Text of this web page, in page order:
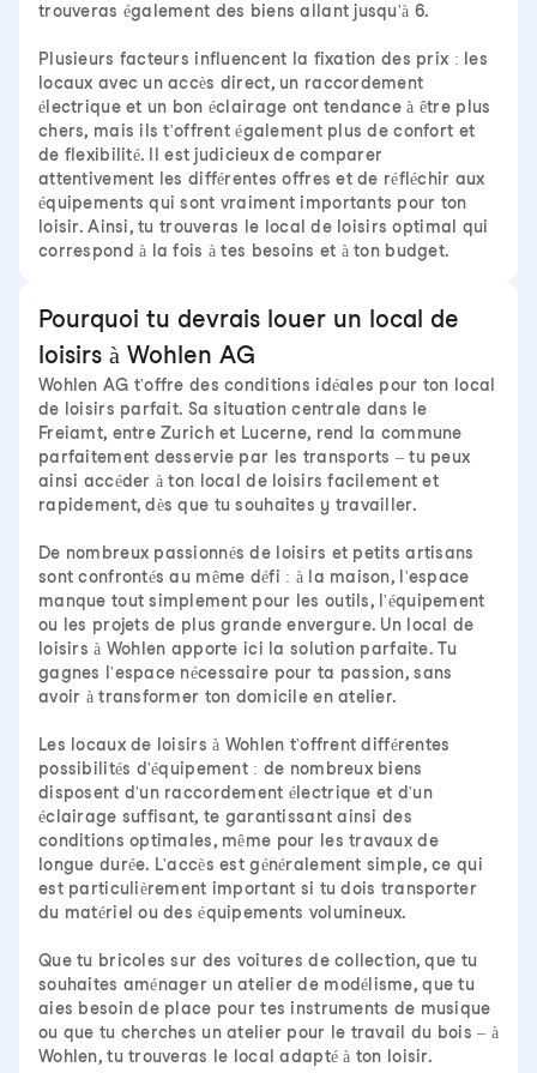
trouveras également des biens allant jusqu'à 6.
Plusieurs facteurs influencent la fixation des prix : les
locaux avec un accès direct, un raccordement
électrique et un bon éclairage ont tendance à être plus
chers, mais ils t'offrent également plus de confort et
de flexibilité. Il est judicieux de comparer
attentivement les différentes offres et de réfléchir aux
équipements qui sont vraiment importants pour ton
loisir. Ainsi, tu trouveras le local de loisirs optimal qui
correspond à la fois à tes besoins et à ton budget.
Pourquoi tu devrais louer un local de
loisirs à Wohlen AG
Wohlen AG t'offre des conditions idéales pour ton local
de loisirs parfait. Sa situation centrale dans le
Freiamt, entre Zurich et Lucerne, rend la commune
parfaitement desservie par les transports – tu peux
ainsi accéder à ton local de loisirs facilement et
rapidement, dès que tu souhaites y travailler.
De nombreux passionnés de loisirs et petits artisans
sont confrontés au même défi : à la maison, l'espace
manque tout simplement pour les outils, l'équipement
ou les projets de plus grande envergure. Un local de
loisirs à Wohlen apporte ici la solution parfaite. Tu
gagnes l'espace nécessaire pour ta passion, sans
avoir à transformer ton domicile en atelier.
Les locaux de loisirs à Wohlen t'offrent différentes
possibilités d'équipement : de nombreux biens
disposent d'un raccordement électrique et d'un
éclairage suffisant, te garantissant ainsi des
conditions optimales, même pour les travaux de
longue durée. L'accès est généralement simple, ce qui
est particulièrement important si tu dois transporter
du matériel ou des équipements volumineux.
Que tu bricoles sur des voitures de collection, que tu
souhaites aménager un atelier de modélisme, que tu
aies besoin de place pour tes instruments de musique
ou que tu cherches un atelier pour le travail du bois – à
Wohlen, tu trouveras le local adapté à ton loisir.